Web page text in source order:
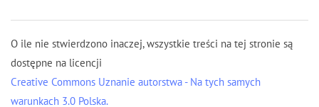
O ile nie stwierdzono inaczej, wszystkie treści na tej stronie są
dostępne na licencji
Creative Commons Uznanie autorstwa - Na tych samych
warunkach 3.0 Polska.